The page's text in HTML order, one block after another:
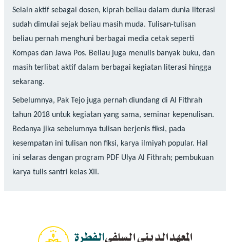
Selain aktif sebagai dosen, kiprah beliau dalam dunia literasi
sudah dimulai sejak beliau masih muda. Tulisan-tulisan
beliau pernah menghuni berbagai media cetak seperti
Kompas dan Jawa Pos. Beliau juga menulis banyak buku, dan
masih terlibat aktif dalam berbagai kegiatan literasi hingga
sekarang.
Sebelumnya, Pak Tejo juga pernah diundang di Al Fithrah
tahun 2018 untuk kegiatan yang sama, seminar kepenulisan.
Bedanya jika sebelumnya tulisan berjenis fiksi, pada
kesempatan ini tulisan non fiksi, karya ilmiyah popular. Hal
ini selaras dengan program PDF Ulya Al Fithrah; pembukuan
karya tulis santri kelas XII.